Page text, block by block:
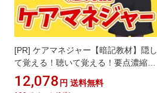
[PR] ケアマネジャー【暗記教材】隠し
て覚える！聴いて覚える！要点濃縮リ
スニング（紙テキスト付き）＋要点ド
リル 2026年(CA1)｜ケアマネジャー・
12,078 円 送料無料